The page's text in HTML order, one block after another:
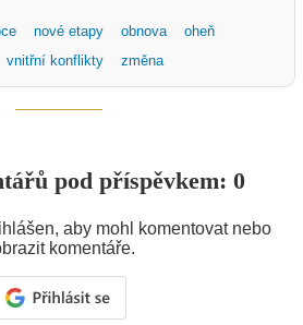
nové etapy obnova
oheň
vnitřní konflikty změna
pod příspěvkem: 0
aby mohl komentovat nebo
komentáře.